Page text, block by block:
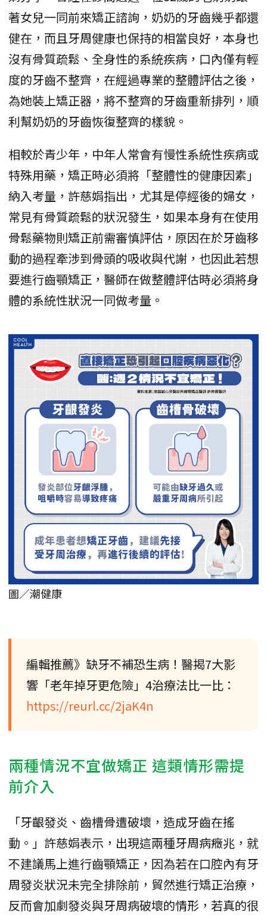
著女兒一同前來矯正諮詢，奶奶的牙齒幾乎都還
健在，而且牙周健康也保持的相當良好，本身也
沒有骨質疏鬆、全身性的系統疾病，口內僅有輕
度的牙齒不整齊，在經過專業的整體評估之後，
為她裝上矯正器，將不整齊的牙齒重新排列，順
利幫奶奶的牙齒恢復整齊的樣貌。
相較於青少年，中年人常會有慢性系統性疾病或
特殊用藥，矯正時必須將「整體性的健康因素」
納入考量，許慈娟指出，尤其是停經後的婦女，
常見有骨質疏鬆的狀況發生，如果本身有在使用
骨鬆藥物則矯正前需審慎評估，原因在於牙齒移
動的過程牽涉到骨頭的吸收與代謝，也因此若想
要進行齒顎矯正，醫師在做整體評估時必須將身
體的系統性狀況一同做考量。
圖／潮健康
編輯推薦》缺牙不補恐生病！醫揭7大影
響「老年掉牙更危險」4治療法比一比：
https://reurl.cc/2jaK4n
兩種情況不宜做矯正 這類情形需提
前介入
「牙齦發炎、齒槽骨遭破壞，造成牙齒在搖
動。」許慈娟表示，出現這兩種牙周病癥兆，就
不建議馬上進行齒顎矯正，因為若在口腔內有牙
周發炎狀況未完全排除前，貿然進行矯正治療，
反而會加劇發炎與牙周病破壞的情形，若真的很